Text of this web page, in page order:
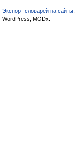
Экспорт словарей на сайты
WordPress, MODx.